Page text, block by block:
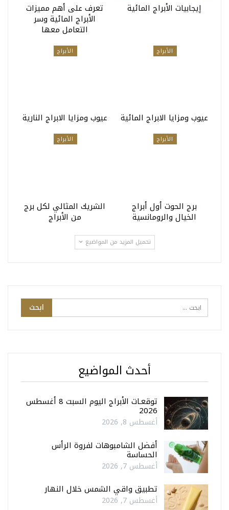
إيجابيات الأبراج المائية تعرف على أهم مميزات
الأبراج المائية وسر
التعامل معها
الأبراج
عيوب ومزايا الابراج المائية
الأبراج
عيوب ومزايا الابراج النارية
الأبراج
برج الحوت أول أبراج
الخيال والرومانسية
الأبراج
الشريك المثالي لكل برج
من الأبراج
تحميل المزيد من المواضيع
أحدث المواضيع
توقعـات الأبراج اليوم السبت 8 أغسطس
2026
أغسطس 8, 2026
أفضل الشامبوهات لفروة الرأس
الحساسة
أغسطس 7, 2026
تطبيق واقي الشمس خلال النهار
أغسطس 7, 2026